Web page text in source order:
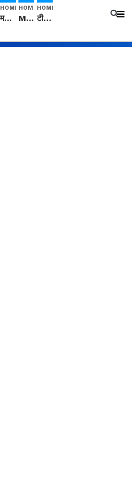
HOME
मनीषा हत्याकांड: हत्या, आत्महत्या या कोई बड़ा राज? | Full Story | Josh Haryana
HOME
Mangalsutra: हिंदू धर्म में शादी के बाद मंगलसूत्र क्यों पहनती है महिलाएं, किसने शुरु की ये परंपरा
HOME
टीम बीकेई ने एग्रीकल्चर ग्रेड की यूरिया खाद गट्टों में बदलकर टेक्निकल ग्रेड में बेचने वालों पर करवाई कार्रवाई: लखविंदर सिंह औलख